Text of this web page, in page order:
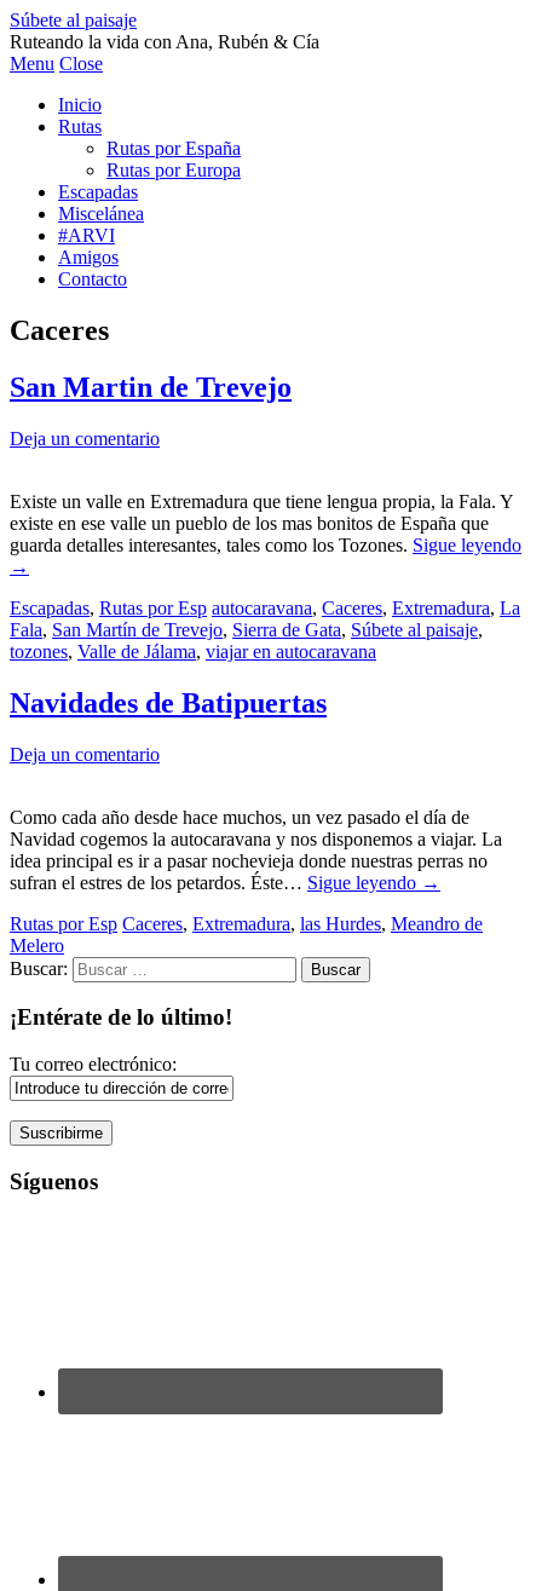
Súbete al paisaje
Ruteando la vida con Ana, Rubén & Cía
Menu Close
Inicio
Rutas
Rutas por España
Rutas por Europa
Escapadas
Miscelánea
#ARVI
Amigos
Contacto
Caceres
San Martin de Trevejo
Deja un comentario
Existe un valle en Extremadura que tiene lengua propia, la Fala. Y
existe en ese valle un pueblo de los mas bonitos de España que
guarda detalles interesantes, tales como los Tozones. Sigue leyendo
→
Escapadas, Rutas por Esp autocaravana, Caceres, Extremadura, La
Fala, San Martín de Trevejo, Sierra de Gata, Súbete al paisaje,
tozones, Valle de Jálama, viajar en autocaravana
Navidades de Batipuertas
Deja un comentario
Como cada año desde hace muchos, un vez pasado el día de
Navidad cogemos la autocaravana y nos disponemos a viajar. La
idea principal es ir a pasar nochevieja donde nuestras perras no
sufran el estres de los petardos. Éste… Sigue leyendo →
Rutas por Esp Caceres, Extremadura, las Hurdes, Meandro de
Melero
Buscar:
¡Entérate de lo último!
Tu correo electrónico:
Síguenos